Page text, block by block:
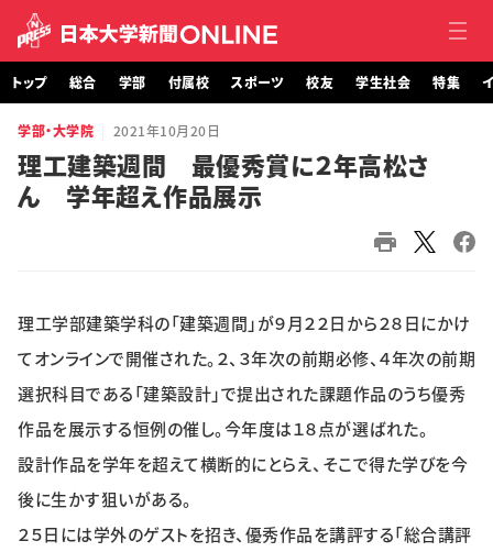
トップ
総合
スポーツ
学生社会
トップ 総合 学部 付属校 スポーツ 校友 学生社会 特集
学部・大学院 2021年10月20日
理工建築週間 最優秀賞に２年高松さ
ん 学年超え作品展示
理工学部建築学科の「建築週間」が９月２２日から２８日にかけ
てオンラインで開催された。２、３年次の前期必修、４年次の前期
選択科目である「建築設計」で提出された課題作品のうち優秀
作品を展示する恒例の催し。今年度は１８点が選ばれた。
設計作品を学年を超えて横断的にとらえ、そこで得た学びを今
後に生かす狙いがある。
２５日には学外のゲストを招き、優秀作品を講評する「総合講評